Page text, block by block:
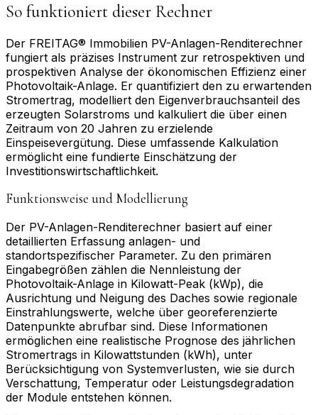
So funktioniert dieser Rechner
Der FREITAG® Immobilien PV-Anlagen-Renditerechner
fungiert als präzises Instrument zur retrospektiven und
prospektiven Analyse der ökonomischen Effizienz einer
Photovoltaik-Anlage. Er quantifiziert den zu erwartenden
Stromertrag, modelliert den Eigenverbrauchsanteil des
erzeugten Solarstroms und kalkuliert die über einen
Zeitraum von 20 Jahren zu erzielende
Einspeisevergütung. Diese umfassende Kalkulation
ermöglicht eine fundierte Einschätzung der
Investitionswirtschaftlichkeit.
Funktionsweise und Modellierung
Der PV-Anlagen-Renditerechner basiert auf einer
detaillierten Erfassung anlagen- und
standortspezifischer Parameter. Zu den primären
Eingabegrößen zählen die Nennleistung der
Photovoltaik-Anlage in Kilowatt-Peak (kWp), die
Ausrichtung und Neigung des Daches sowie regionale
Einstrahlungswerte, welche über georeferenzierte
Datenpunkte abrufbar sind. Diese Informationen
ermöglichen eine realistische Prognose des jährlichen
Stromertrags in Kilowattstunden (kWh), unter
Berücksichtigung von Systemverlusten, wie sie durch
Verschattung, Temperatur oder Leistungsdegradation
der Module entstehen können.